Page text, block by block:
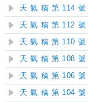
天 氣 稿 第 114 號
天 氣 稿 第 112 號
天 氣 稿 第 110 號
天 氣 稿 第 108 號
天 氣 稿 第 106 號
天 氣 稿 第 104 號